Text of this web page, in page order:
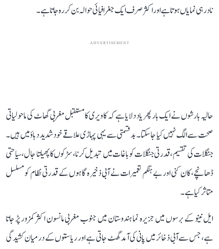
نادر ہی نمایاں ہوتا ہے اور اکثر صرف ایک جغرافیائی حوالہ بن کر رہ جاتا ہے۔
ADVERTISEMENT
حالیہ بارشوں نے ایک بار پھر یاد دلایا ہے کہ کاویری کا مستقبل مغربی گھاٹ کی ماحولیاتی
صحت سے الگ نہیں کیا جا سکتا۔ بدقسمتی سے یہی پہاڑی علاقے خود شدید دباؤ میں ہیں۔
جنگلات کی تقسیم، قدرتی جنگلات کو باغات میں تبدیل کرنا، سڑکوں کا پھیلتا جال، سیاحتی
ڈھانچے، کان کنی اور بے ہنگم تعمیرات نے آبی ذخیرہ گاہوں کے قدرتی نظام کو مسلسل
متاثر کیا ہے۔
ایل نینو کے برسوں میں جزیرہ نما ہندوستان میں جنوب مغربی مانسون اکثر کمزور پڑ جاتا
ہے، جس سے آبی ذخائر میں پانی کی آمد گھٹ جاتی ہے اور ریاستوں کے درمیان کشیدگی